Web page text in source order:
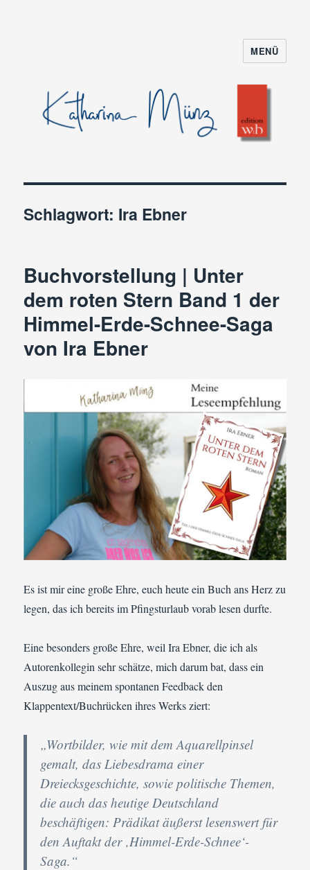
MENÜ
Schlagwort: Ira Ebner
Buchvorstellung | Unter
dem roten Stern Band 1 der
Himmel-Erde-Schnee-Saga
von Ira Ebner
Es ist mir eine große Ehre, euch heute ein Buch ans Herz zu
legen, das ich bereits im Pfingsturlaub vorab lesen durfte.
Eine besonders große Ehre, weil Ira Ebner, die ich als
Autorenkollegin sehr schätze, mich darum bat, dass ein
Auszug aus meinem spontanen Feedback den
Klappentext/Buchrücken ihres Werks ziert:
„Wortbilder, wie mit dem Aquarellpinsel
gemalt, das Liebesdrama einer
Dreiecksgeschichte, sowie politische Themen,
die auch das heutige Deutschland
beschäftigen: Prädikat äußerst lesenswert für
den Auftakt der ‚Himmel-Erde-Schnee‘-
Saga.“